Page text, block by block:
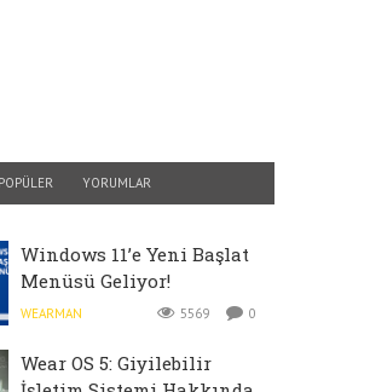
POPÜLER YORUMLAR
Windows 11’e Yeni Başlat
Menüsü Geliyor!
WEARMAN 5569 0
Wear OS 5: Giyilebilir